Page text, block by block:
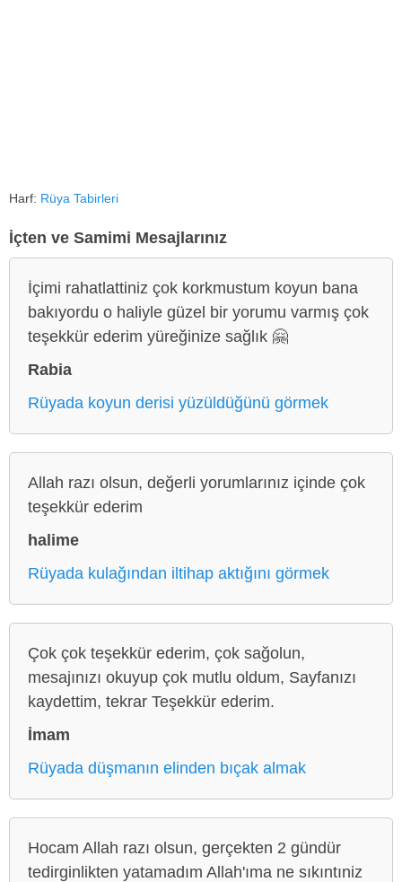
Harf: Rüya Tabirleri
İçten ve Samimi Mesajlarınız
İçimi rahatlattiniz çok korkmustum koyun bana
bakıyordu o haliyle güzel bir yorumu varmış çok
teşekkür ederim yüreğinize sağlık 🤗
Rabia
Rüyada koyun derisi yüzüldüğünü görmek
Allah razı olsun, değerli yorumlarınız içinde çok
teşekkür ederim
halime
Rüyada kulağından iltihap aktığını görmek
Çok çok teşekkür ederim, çok sağolun,
mesajınızı okuyup çok mutlu oldum, Sayfanızı
kaydettim, tekrar Teşekkür ederim.
İmam
Rüyada düşmanın elinden bıçak almak
Hocam Allah razı olsun, gerçekten 2 gündür
tedirginlikten yatamadım Allah'ıma ne sıkıntıniz